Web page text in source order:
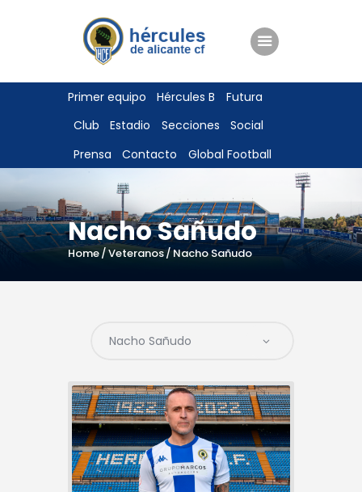
Primer equipo Hércules B
Futura
Club
Estadio Secciones
Social
Prensa
Contacto Global Football
Nacho Sañudo
Home Veteranos Nacho Sañudo
ENTRADAS
TIENDA
HÉRCULESCF100